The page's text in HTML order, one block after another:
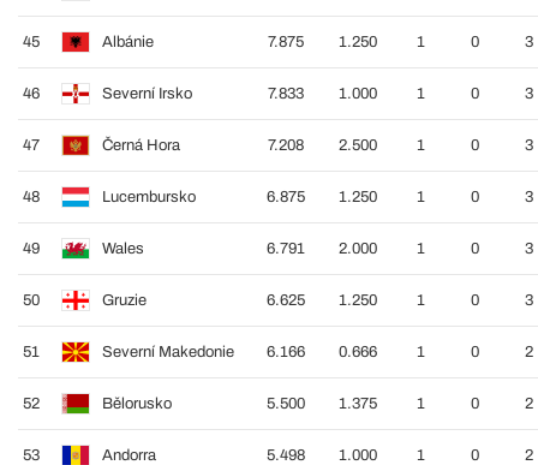
45 Albánie 7.875 1.250 1 0 3
46 Severní Irsko 7.833 1.000 1 0 3
47 Černá Hora 7.208 2.500 1 0 3
48 Lucembursko 6.875 1.250 1 0 3
49 Wales 6.791 2.000 1 0 3
50 Gruzie 6.625 1.250 1 0 3
51 Severní Makedonie 6.166 0.666 1 0 2
52 Bělorusko 5.500 1.375 1 0 2
53 Andorra 5.498 1.000 1 0 2